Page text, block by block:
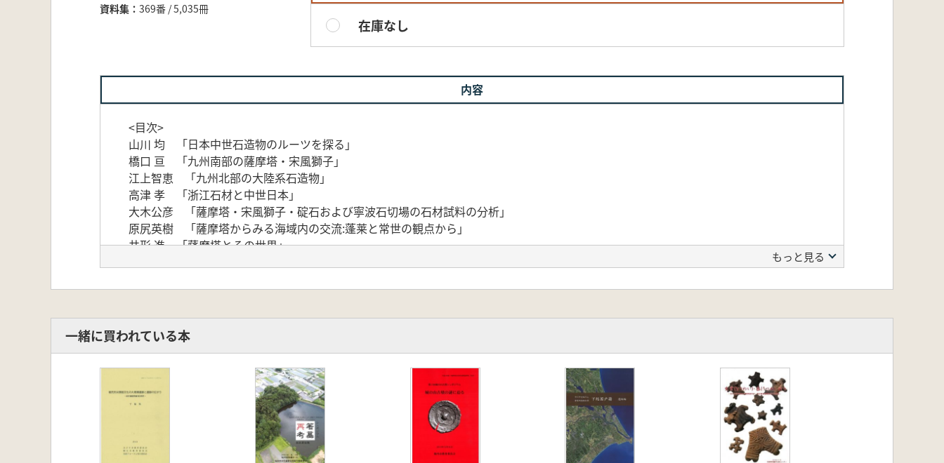
資料集
369番 / 5,035冊
在庫なし
内容
<目次>
山川 均 「日本中世石造物のルーツを探る」
橋口 亘 「九州南部の薩摩塔・宋風獅子」
江上智恵 「九州北部の大陸系石造物」
高津 孝 「浙江石材と中世日本」
大木公彦 「薩摩塔・宋風獅子・碇石および寧波石切場の石材試料の分析」
原尻英樹 「薩摩塔からみる海域内の交流:蓬莱と常世の観点から」
井形 進 「薩摩塔とその世界」
もっと見る
一緒に買われている本